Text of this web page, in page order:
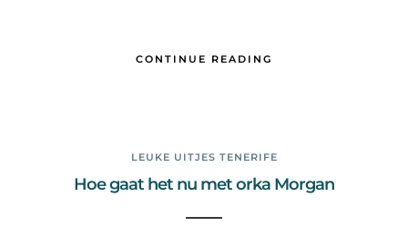
CONTINUE READING
LEUKE UITJES TENERIFE
Hoe gaat het nu met orka Morgan